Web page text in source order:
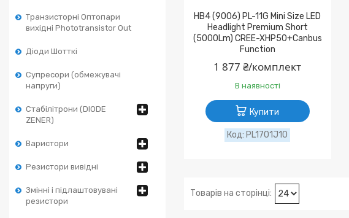
Транзисторні Оптопари
вихідні Phototransistor Out
Діоди Шотткі
Супресори (обмежувачі
напруги)
Стабілітрони (DIODE
ZENER)
Варистори
Резистори вивідні
Змінні і підлаштовувані
резистори
HB4 (9006) PL-11G Mini Size LED
Headlight Premium Short
(5000Lm) CREE-XHP50+Canbus
Function
1 877 ₴/комплект
В наявності
Купити
PL1701J10